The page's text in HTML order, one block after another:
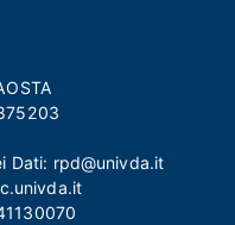
Dati: rpd@univda.it